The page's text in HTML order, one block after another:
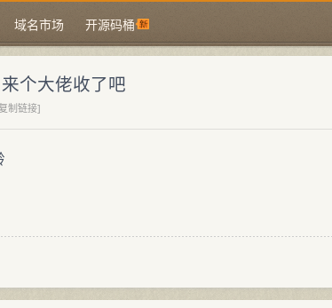
域名市场 开源码桶
个大佬收了吧
制链接]